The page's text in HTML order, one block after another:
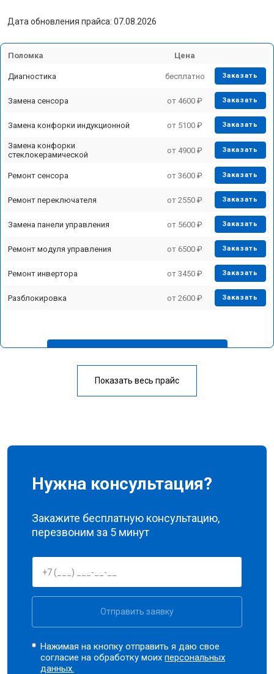
Сушильная машина
Дата обновления прайса: 07.08.2026
Поломка Цена
Диагностика бесплатно Заказать
Замена сенсора от 4600 ₽ Заказать
Замена конфорки индукционной от 5100 ₽ Заказать
Замена конфорки
стеклокерамической
от 4900 ₽ Заказать
Ремонт сенсора от 3600 ₽ Заказать
Ремонт переключателя от 2550 ₽ Заказать
Замена панели управления от 5600 ₽ Заказать
Ремонт модуля управления от 6500 ₽ Заказать
Ремонт инвертора от 3450 ₽ Заказать
Разблокировка от 2600 ₽ Заказать
Показать весь прайс
Нужна консультация?
Закажите бесплатную консультацию,
перезвоним за 5 минут
Отправить заявку
Нажимая на кнопку отправить я даю свое
согласие на обработку моихперсональных
данных.